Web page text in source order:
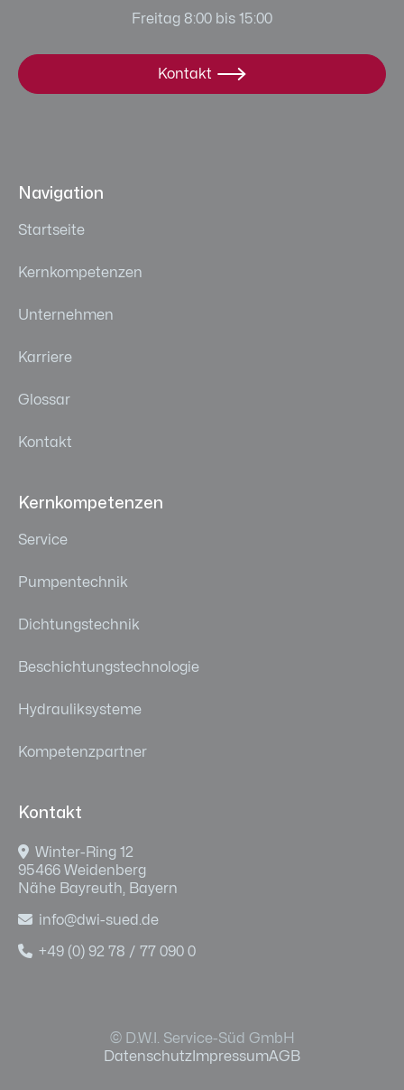
Freitag 8:00 bis 15:00
Kontakt 
Navigation
Startseite
Kernkompetenzen
Unternehmen
Karriere
Glossar
Kontakt
Kernkompetenzen
Service
Pumpentechnik
Dichtungstechnik
Beschichtungstechnologie
Hydrauliksysteme
Kompetenzpartner
Kontakt
 Winter-Ring 12
95466 Weidenberg
Nähe Bayreuth, Bayern
 info@dwi-sued.de
 +49 (0) 92 78 / 77 090 0
Datenschutz ImpressumAGB
© D.W.I. Service-Süd GmbH